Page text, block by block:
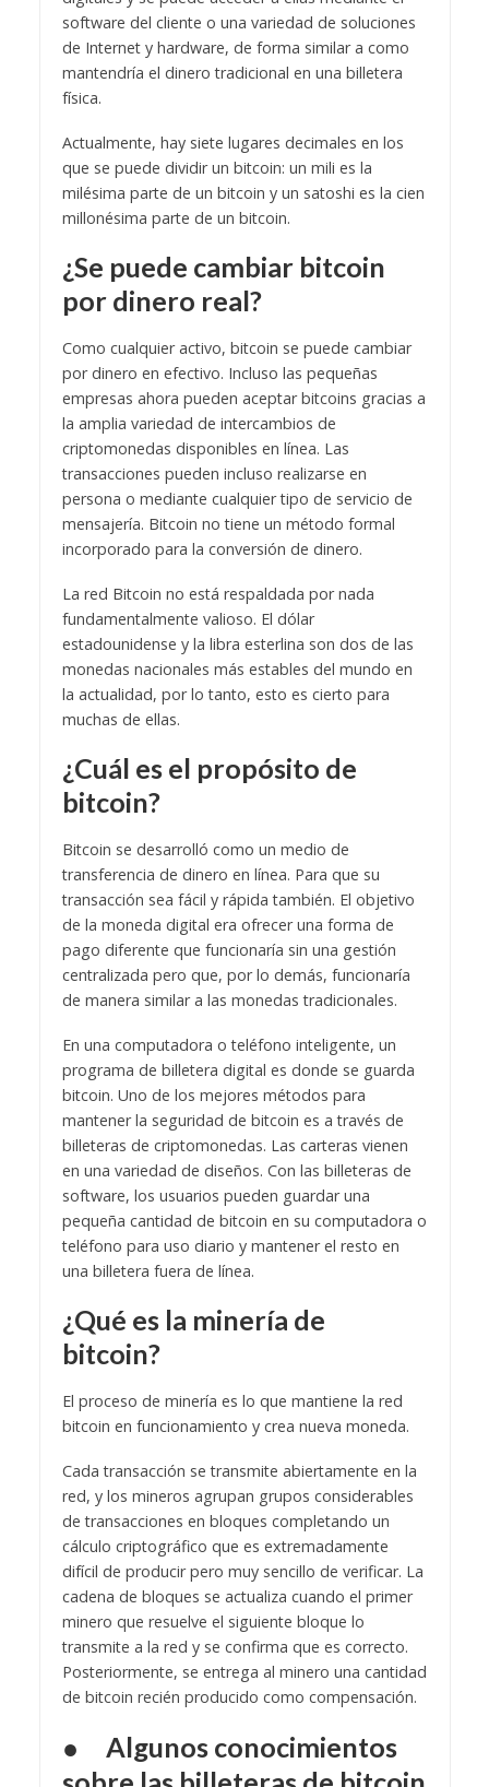
software del cliente o una variedad de soluciones
de Internet y hardware, de forma similar a como
mantendría el dinero tradicional en una billetera
física.
Actualmente, hay siete lugares decimales en los
que se puede dividir un bitcoin: un mili es la
milésima parte de un bitcoin y un satoshi es la cien
millonésima parte de un bitcoin.
¿Se puede cambiar bitcoin
por dinero real?
Como cualquier activo, bitcoin se puede cambiar
por dinero en efectivo. Incluso las pequeñas
empresas ahora pueden aceptar bitcoins gracias a
la amplia variedad de intercambios de
criptomonedas disponibles en línea. Las
transacciones pueden incluso realizarse en
persona o mediante cualquier tipo de servicio de
mensajería. Bitcoin no tiene un método formal
incorporado para la conversión de dinero.
La red Bitcoin no está respaldada por nada
fundamentalmente valioso. El dólar
estadounidense y la libra esterlina son dos de las
monedas nacionales más estables del mundo en
la actualidad, por lo tanto, esto es cierto para
muchas de ellas.
¿Cuál es el propósito de
bitcoin?
Bitcoin se desarrolló como un medio de
transferencia de dinero en línea. Para que su
transacción sea fácil y rápida también. El objetivo
de la moneda digital era ofrecer una forma de
pago diferente que funcionaría sin una gestión
centralizada pero que, por lo demás, funcionaría
de manera similar a las monedas tradicionales.
En una computadora o teléfono inteligente, un
programa de billetera digital es donde se guarda
bitcoin. Uno de los mejores métodos para
mantener la seguridad de bitcoin es a través de
billeteras de criptomonedas. Las carteras vienen
en una variedad de diseños. Con las billeteras de
software, los usuarios pueden guardar una
pequeña cantidad de bitcoin en su computadora o
teléfono para uso diario y mantener el resto en
una billetera fuera de línea.
¿Qué es la minería de
bitcoin?
El proceso de minería es lo que mantiene la red
bitcoin en funcionamiento y crea nueva moneda.
Cada transacción se transmite abiertamente en la
red, y los mineros agrupan grupos considerables
de transacciones en bloques completando un
cálculo criptográfico que es extremadamente
difícil de producir pero muy sencillo de verificar. La
cadena de bloques se actualiza cuando el primer
minero que resuelve el siguiente bloque lo
transmite a la red y se confirma que es correcto.
Posteriormente, se entrega al minero una cantidad
de bitcoin recién producido como compensación.
● Algunos conocimientos